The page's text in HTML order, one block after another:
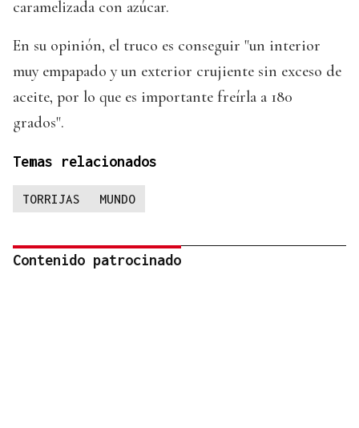
caramelizada con azúcar.
En su opinión, el truco es conseguir "un interior
muy empapado y un exterior crujiente sin exceso de
aceite, por lo que es importante freírla a 180
grados".
Temas relacionados
TORRIJAS MUNDO
Contenido patrocinado